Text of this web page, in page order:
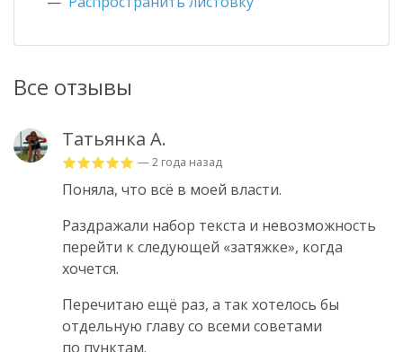
Все отзывы
Татьянка А.
— 2 года назад
Поняла, что всё в моей власти.
Раздражали набор текста и невозможность
перейти к следующей «затяжке», когда
хочется.
Перечитаю ещё раз, а так хотелось бы
отдельную главу со всеми советами
по пунктам.